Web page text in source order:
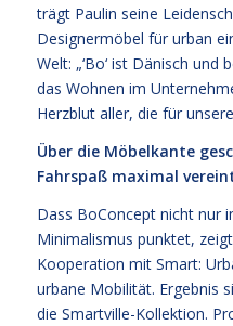
trägt Paulin seine
Designermöbel für urban
Welt: „‘Bo‘ ist Dänisch und
das Wohnen im
Herzblut aller, die für
Über die Möbelkante
Fahrspaß maximal
Dass BoConcept nicht nur
Minimalismus punktet,
Kooperation mit Smart:
urbane Mobilität. Ergebnis
die Smartville-Kollektion.